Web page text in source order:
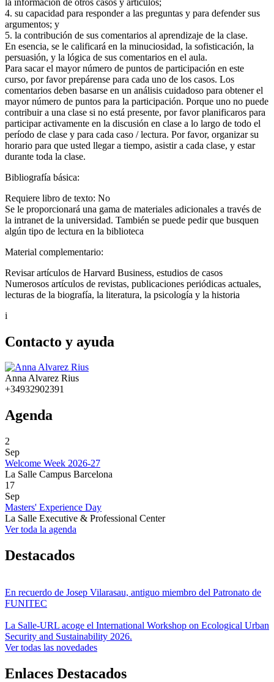
4. su capacidad para responder a las preguntas y para defender sus
argumentos; y
5. la contribución de sus comentarios al aprendizaje de la clase.
En esencia, se le calificará en la minuciosidad, la sofisticación, la
persuasión, y la lógica de sus comentarios en el aula.
Para sacar el mayor número de puntos de participación en este
curso, por favor prepárense para cada uno de los casos. Los
comentarios deben basarse en un análisis cuidadoso para obtener el
mayor número de puntos para la participación. Porque uno no puede
contribuir a una clase si no está presente, por favor planificaros para
participar activamente en la discusión en clase a lo largo de todo el
período de clase y para cada caso / lectura. Por favor, organizar su
horario para que usted llegar a tiempo, asistir a cada clase, y estar
durante toda la clase.
Bibliografía básica:
Requiere libro de texto: No
Se le proporcionará una gama de materiales adicionales a través de
la intranet de la universidad. También se puede pedir que busquen
algún tipo de lectura en la biblioteca
Material complementario:
Revisar artículos de Harvard Business, estudios de casos
Numerosos artículos de revistas, publicaciones periódicas actuales,
lecturas de la biografía, la literatura, la psicología y la historia
i
Contacto y ayuda
Anna Alvarez Rius
+34932902391
Agenda
2
Sep
Welcome Week 2026-27
La Salle Campus Barcelona
17
Sep
Masters' Experience Day
La Salle Executive & Professional Center
Ver toda la agenda
Destacados
En recuerdo de Josep Vilarasau, antiguo miembro del Patronato de
FUNITEC
La Salle-URL acoge el International Workshop on Ecological Urban
Security and Sustainability 2026.
Ver todas las novedades
Enlaces Destacados